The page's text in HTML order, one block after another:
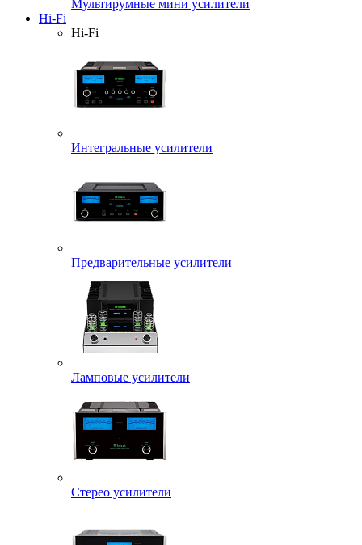
Мультирумные мини усилители
Hi-Fi
Hi-Fi
Интегральные усилители
Предварительные усилители
Ламповые усилители
Стерео усилители